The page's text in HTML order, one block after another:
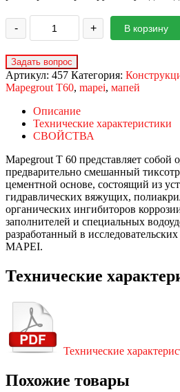
- + В корзину
Артикул: 457 Категория:
Mapegrout T60, mapei, мапей
Описание
Технические характеристики
СВОЙСТВА
Mapegrout Т 60 представляет собой
предварительно смешанный
цементной основе, состоящий из
гидравлических вяжущих,
органических ингибиторов
заполнителей и специальных
разработанный в
MAPEI.
Технические
Технические
Похожие товары